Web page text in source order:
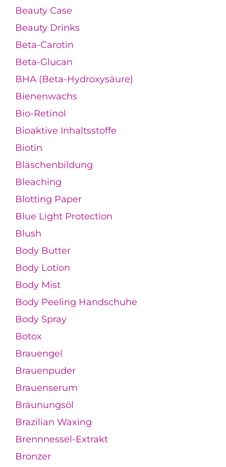
Beauty Case
Beauty Drinks
Beta-Carotin
Beta-Glucan
BHA (Beta-Hydroxysäure)
Bienenwachs
Bio-Retinol
Bioaktive Inhaltsstoffe
Biotin
Bläschenbildung
Bleaching
Blotting Paper
Blue Light Protection
Blush
Body Butter
Body Lotion
Body Mist
Body Peeling Handschuhe
Body Spray
Botox
Brauengel
Brauenpuder
Brauenserum
Bräunungsöl
Brazilian Waxing
Brennnessel-Extrakt
Bronzer